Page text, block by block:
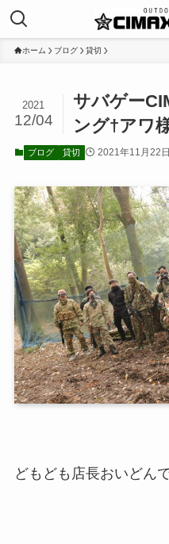
ホーム ブログ 貸切
サバゲー
ング†アワ
2021
12/04
ブログ 貸切 2021年11月22日
どもども店長おいどんで